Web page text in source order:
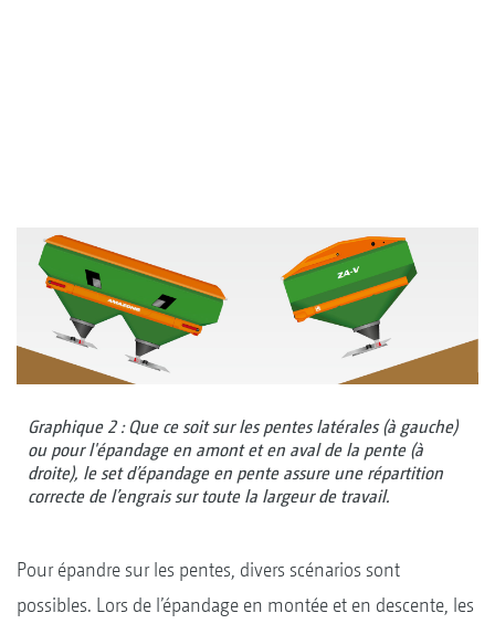
Graphique 2 : Que ce soit sur les pentes latérales (à gauche)
ou pour l'épandage en amont et en aval de la pente (à
droite), le set d’épandage en pente assure une répartition
correcte de l’engrais sur toute la largeur de travail.
Pour épandre sur les pentes, divers scénarios sont
possibles. Lors de l’épandage en montée et en descente, les